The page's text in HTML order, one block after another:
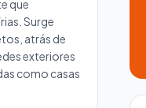
que
Surge
atrás de
exteriores
como casas